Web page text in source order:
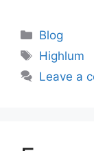
Blog
Highlum
Leave a